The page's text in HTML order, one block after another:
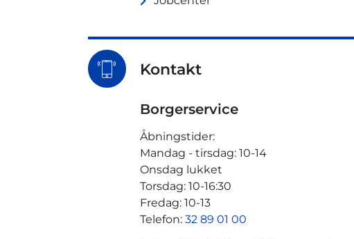
Kontakt
Borgerservice
Åbningstider:
Mandag - tirsdag: 10-14
Onsdag lukket
Torsdag: 10-16:30
Fredag: 10-13
Telefon: 32 89 01 00